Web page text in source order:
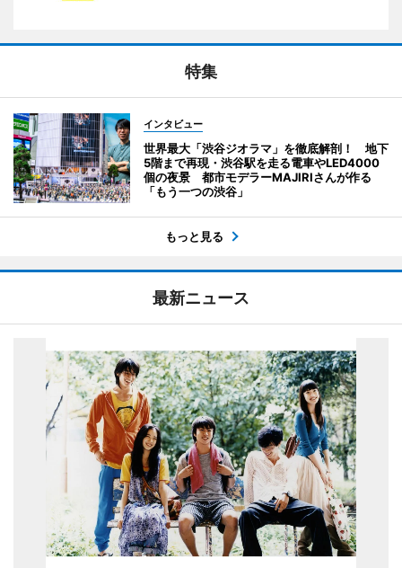
特集
インタビュー
世界最大「渋谷ジオラマ」を徹底解剖！ 地下
5階まで再現・渋谷駅を走る電車やLED4000
個の夜景 都市モデラーMAJIRIさんが作る
「もう一つの渋谷」
もっと見る
最新ニュース